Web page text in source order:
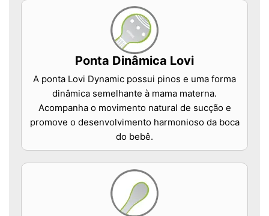
Ponta Dinâmica Lovi
A ponta Lovi Dynamic possui pinos e uma forma
dinâmica semelhante à mama materna.
Acompanha o movimento natural de sucção e
promove o desenvolvimento harmonioso da boca
do bebê.